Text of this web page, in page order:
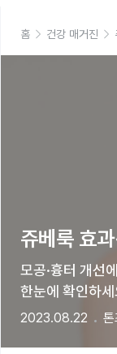
홈 건강 매거진
쥬베룩 효
모공·흉터 개선
한눈에 확인하
2023.08.22